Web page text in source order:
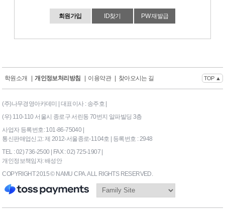
회원가입 ID찾기 PW 재발급
학원소개 | 개인정보처리방침 | 이용약관 | 찾아오시는 길 TOP ▲
(주)나무경영아카데미 | 대표이사 : 송주호 |
(우) 110-110 서울시 종로구 서린동 70번지 알파빌딩 3층
사업자 등록번호: 101-86-75040 |
통신판매업신고: 제 2012-서울종로-1104호 | 등록번호 : 2948
TEL : 02) 736-2500 | FAX : 02) 725-1907 |
개인정보책임자: 배성안
COPYRIGHT 2015 © NAMU CPA. ALL RIGHTS RESERVED.169|End Timer : 0.03125